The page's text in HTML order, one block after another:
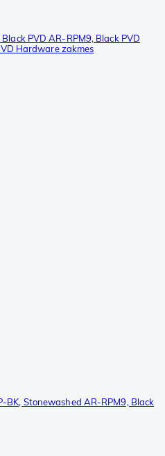
PVD AR-RPM9, Black PVD
Hardware zakmes
Stonewashed AR-RPM9, Black